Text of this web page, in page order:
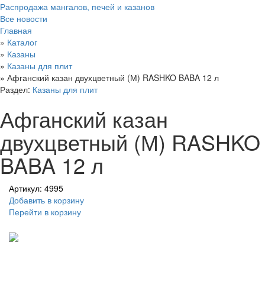
Распродажа мангалов, печей и казанов
Все новости
Главная
» Каталог
» Казаны
» Казаны для плит
» Афганский казан двухцветный (М) RASHKO BABA 12 л
Раздел: Казаны для плит
Афганский казан
двухцветный (М) RASHKO
BABA 12 л
Артикул: 4995
Добавить в корзину
Перейти в корзину